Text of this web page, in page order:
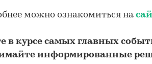
можно ознакомиться на
в курсе самых главных
информированные